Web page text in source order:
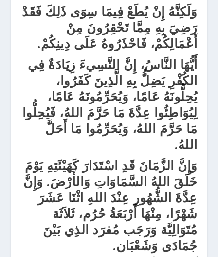
وَلَكِنَّهُ إِنْ يُطَعْ فِيمَا سِوَى ذَلِكَ فَقَدْ
رَضِيَ بِهِ مِمَّا تَحْقِرُونَ مِنْ
أَعْمَالِكُمْ، فَاحْذَرُوهُ عَلَى دِينِكُمْ.
أَيُّهَا النَّاسُ، إِنَّ النَّسِيءَ زِيَادَةٌ فِي
الكُفْرِ يَضِلُّ بِهِ الَّذِينَ كَفَرُوا،
يُحِلُّونَهُ عَامًا، وَيُحَرِّمُونَهُ عَامًا،
لِيُوَاطِئُوا عِدَّةَ مَا حَرَّمَ اللهُ، فَيُحِلُّوا
مَا حَرَّمَ اللهُ، وَيُحَرِّمُوا مَا أَحَلَّ
اللهُ.
وَإِنَّ الزَّمَانَ قَدِ اسْتَدَارَ كَهَيْئَتِهِ يَوْمَ
خَلَقَ اللهُ السَّمَاوَاتِ وَالأَرْضَ. وَإِنَّ
عِدَّةَ الشُّهُورِ عِنْدَ اللهِ اثْنَا عَشَرَ
شَهْرًا، مِنْهَا أَرْبَعَةُ حُرُم، ثَلاَثَة
مُتَوَالِيَّة وَرَجَب مُفرَد الذِي بَيْنَ
جُمَادَى وَشَعْبَان.